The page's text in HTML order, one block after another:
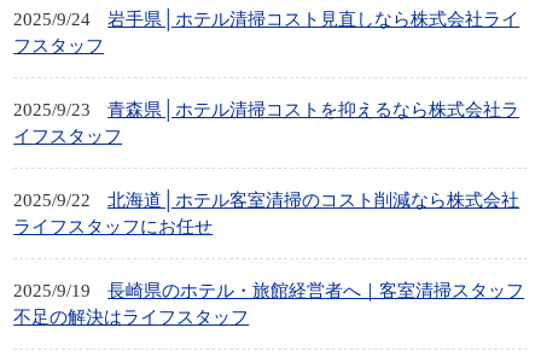
2025/9/24
岩手県│ホテル清掃コスト見直しなら株式会社ライ
フスタッフ
2025/9/23
青森県│ホテル清掃コストを抑えるなら株式会社ラ
イフスタッフ
2025/9/22
北海道│ホテル客室清掃のコスト削減なら株式会社
ライフスタッフにお任せ
2025/9/19
長崎県のホテル・旅館経営者へ｜客室清掃スタッフ
不足の解決はライフスタッフ